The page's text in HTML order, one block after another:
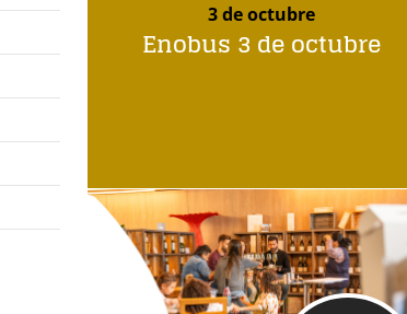
3 de octubre
Enobus 3 de octubre